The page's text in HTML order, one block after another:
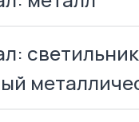
светильник